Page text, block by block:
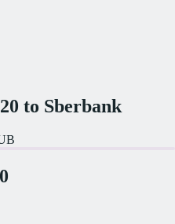
to Sberbank